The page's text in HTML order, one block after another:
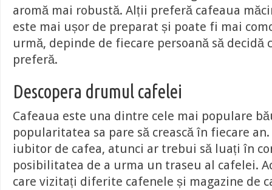
aromă mai robustă. Alții preferă cafeaua
este mai ușor de preparat și poate fi mai
urmă, depinde de fiecare persoană să decidă
preferă.
Descopera drumul cafelei
Cafeaua este una dintre cele mai populare
popularitatea sa pare să crească în fiecare
iubitor de cafea, atunci ar trebui să luați în
posibilitatea de a urma un traseu al cafelei.
care vizitați diferite cafenele și magazine de